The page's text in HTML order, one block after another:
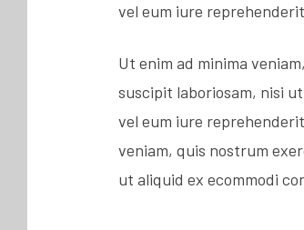
vel eum iure
Ut enim ad minima
suscipit laboriosam, nisi
vel eum iure
veniam, quis nostrum
ut aliquid ex ecommodi